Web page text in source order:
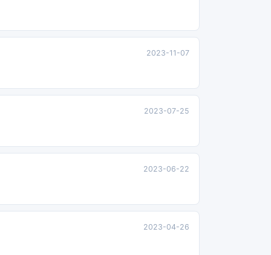
2023-11-07
2023-07-25
2023-06-22
2023-04-26